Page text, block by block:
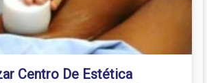
Centro De Estética